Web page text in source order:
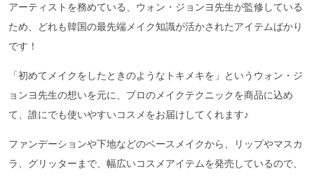
アーティストを務めている、ウォン・ジョンヨ先生が監修している
ため、どれも韓国の最先端メイク知識が活かされたアイテムばかり
です！
「初めてメイクをしたときのようなトキメキを」というウォン・ジ
ョンヨ先生の想いを元に、プロのメイクテクニックを商品に込め
て、誰にでも使いやすいコスメをお届けしてくれます♪
ファンデーションや下地などのベースメイクから、リップやマスカ
ラ、グリッターまで、幅広いコスメアイテムを発売しているので、